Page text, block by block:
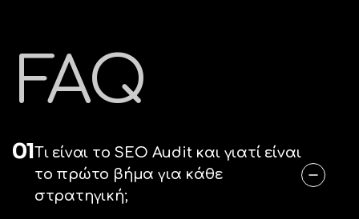
FAQ
01Τι είναι το SEO Audit και γιατί είναι
το πρώτο βήμα για κάθε
στρατηγική;